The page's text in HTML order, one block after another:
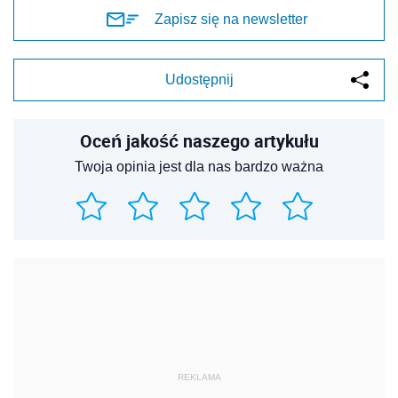
Zapisz się na newsletter
Udostępnij
Oceń jakość naszego artykułu
Twoja opinia jest dla nas bardzo ważna
REKLAMA